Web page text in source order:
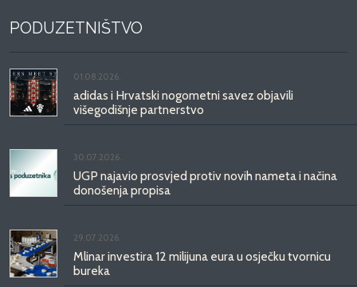
PODUZETNIŠTVO
01.08.2026.
adidas i Hrvatski nogometni savez objavili
višegodišnje partnerstvo
30.07.2026.
UGP najavio prosvjed protiv novih nameta i načina
donošenja propisa
29.07.2026.
Mlinar investira 12 milijuna eura u osječku tvornicu
bureka